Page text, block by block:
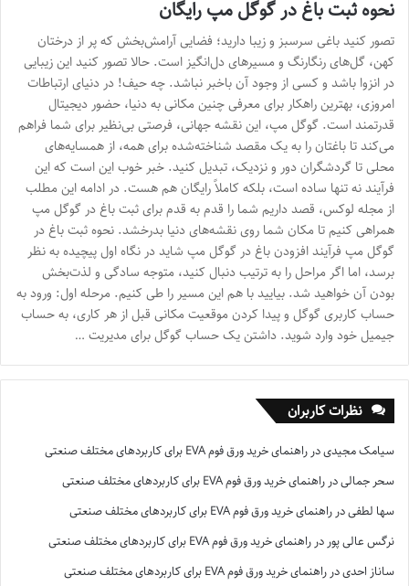
نحوه ثبت باغ در گوگل مپ رایگان
تصور کنید باغی سرسبز و زیبا دارید؛ فضایی آرامش‌بخش که پر از درختان
کهن، گل‌های رنگارنگ و مسیرهای دل‌انگیز است. حالا تصور کنید این زیبایی
در انزوا باشد و کسی از وجود آن باخبر نباشد. چه حیف! در دنیای ارتباطات
امروزی، بهترین راهکار برای معرفی چنین مکانی به دنیا، حضور دیجیتال
قدرتمند است. گوگل مپ، این نقشه جهانی، فرصتی بی‌نظیر برای شما فراهم
می‌کند تا باغتان را به یک مقصد شناخته‌شده برای همه، از همسایه‌های
محلی تا گردشگران دور و نزدیک، تبدیل کنید. خبر خوب این است که این
فرآیند نه تنها ساده است، بلکه کاملاً رایگان هم هست. در ادامه این مطلب
از مجله لوکس، قصد داریم شما را قدم به قدم برای ثبت باغ در گوگل مپ
همراهی کنیم تا مکان شما روی نقشه‌های دنیا بدرخشد. نحوه ثبت باغ در
گوگل مپ فرآیند افزودن باغ در گوگل مپ شاید در نگاه اول پیچیده به نظر
برسد، اما اگر مراحل را به ترتیب دنبال کنید، متوجه سادگی و لذت‌بخش
بودن آن خواهید شد. بیایید با هم این مسیر را طی کنیم. مرحله اول: ورود به
حساب کاربری گوگل و پیدا کردن موقعیت مکانی قبل از هر کاری، به حساب
جیمیل خود وارد شوید. داشتن یک حساب گوگل برای مدیریت …
نظرات کاربران
سیامک مجیدیدر راهنمای خرید ورق فوم EVA برای کاربردهای مختلف صنعتی
سحر جمالیدر راهنمای خرید ورق فوم EVA برای کاربردهای مختلف صنعتی
سها لطفیدر راهنمای خرید ورق فوم EVA برای کاربردهای مختلف صنعتی
نرگس عالی پور در راهنمای خرید ورق فوم EVA برای کاربردهای مختلف صنعتی
ساناز احدیدر راهنمای خرید ورق فوم EVA برای کاربردهای مختلف صنعتی